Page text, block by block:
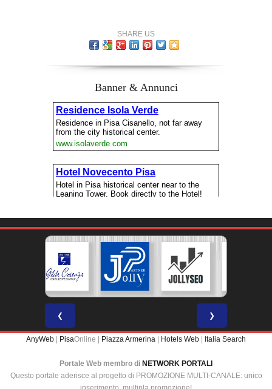
SHARE US
Banner & Annunci
❮ ❯
AnyWeb | PisaOnline | Piazza Armerina | Hotels Web | Italia Search
Portale Web membro di NETWORK PORTALI
Questo portale aderisce al progetto di PROMOZIONE MULTI-CANALE: unico